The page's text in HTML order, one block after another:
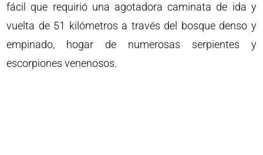
fácil que requirió una agotadora caminata de ida y
vuelta de 51 kilómetros a través del bosque denso y
empinado, hogar de numerosas serpientes y
escorpiones venenosos.